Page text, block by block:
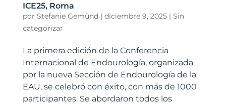
ICE25, Roma
por Stefanie Gemünd | diciembre 9, 2025| Sin
categorizar
La primera edición de la Conferencia
Internacional de Endourología, organizada
por la nueva Sección de Endourología de la
EAU, se celebró con éxito, con más de 1000
participantes. Se abordaron todos los